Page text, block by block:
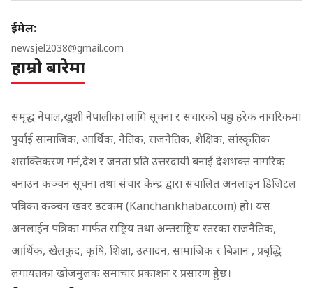
ईमेल:
newsjel2038@gmail.com
हाम्रो बारेमा
समृद्ध नेपाल,खुशी नेपालीका लागि सूचना र संचारको पहुच हरेक नागरिकमा
पुर्याई सामाजिक, आर्थिक, नैतिक, राजनैतिक, शैक्षिक, सांस्कृतिक
शसक्तिकरण गर्न,देश र जनता प्रति उत्तरदायी बनाई देशभक्त नागरिक
बनाउन कञ्चन सूचना तथा संचार केन्द्र द्वारा संचालित अनलाइन डिजिटल
पत्रिका कञ्चन खवर डटकम (Kanchankhabar.com) हो। यस
अनलाईन पत्रिका मार्फत राष्ट्रिय तथा अन्तराष्ट्रिय स्तरका राजनैतिक,
आर्थिक, खेलकुद, कृषि, शिक्षा, उत्पादन, सामाजिक र बिज्ञान , प्रबृद्धि
लगायतका खोजमुलक समाचार प्रकाशन र प्रसारण हुनेछ।